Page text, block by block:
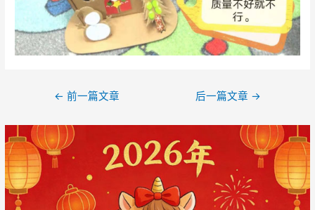
导
航
← 前一篇文章 后一篇文章 →